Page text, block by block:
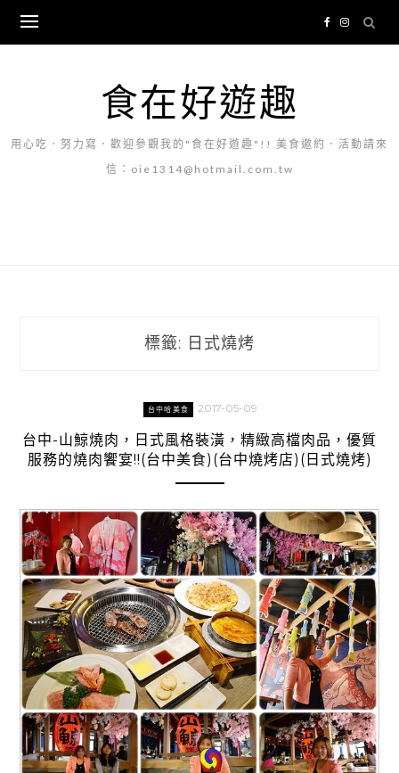
content
食在好遊趣
用心吃．努力寫．歡迎參觀我的"食在好遊趣"!! 美食邀約．活動請來
信：oie1314@hotmail.com.tw
標籤: 日式燒烤
台中哈美食 2017-05-09
台中-山鯨燒肉，日式風格裝潢，精緻高檔肉品，優質
服務的燒肉饗宴!!(台中美食)(台中燒烤店)(日式燒烤)